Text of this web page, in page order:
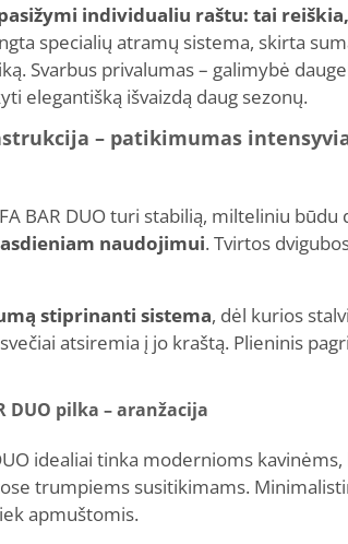
individualiu raštu: tai
specialių atramų sistema, skirta
Svarbus privalumas – galimybė
elegantišką išvaizdą daug sezonų.
– patikimumas
BAR DUO turi stabilią, milteliniu
naudojimui. Tvirtos
stiprinanti sistema, dėl kurios
atsiremia į jo kraštą. Plieninis
DUO pilka – aranžacija
idealiai tinka modernioms
trumpiems susitikimams.
apmuštomis.